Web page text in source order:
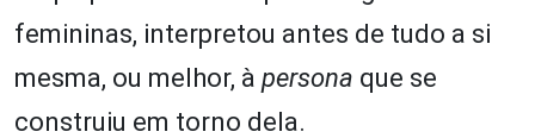
femininas, interpretou antes de tudo a si
mesma, ou melhor, à persona que se
construiu em torno dela.